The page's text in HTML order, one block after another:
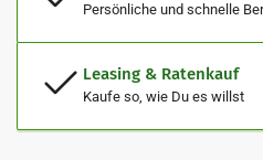
Persönliche und schnelle
Leasing & Ratenkauf
Kaufe so, wie Du es willst